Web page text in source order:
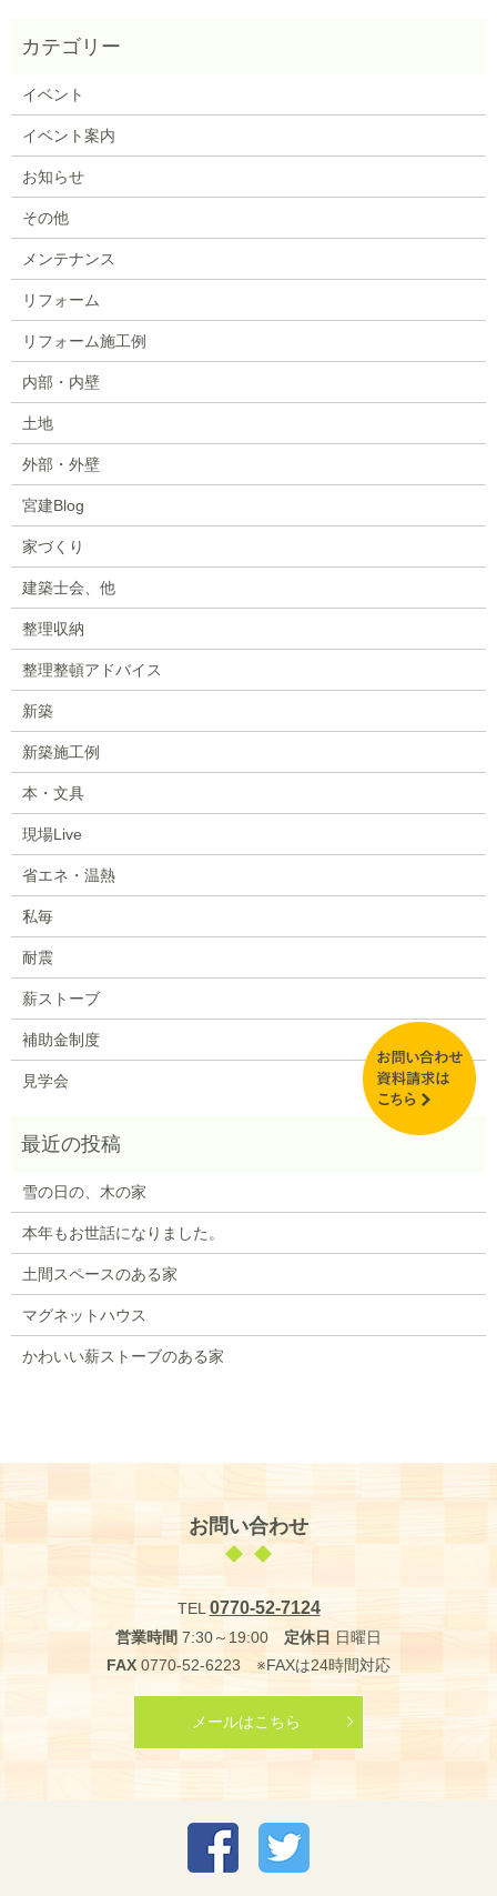
イベント
イベント案内
お知らせ
その他
メンテナンス
リフォーム
リフォーム施工例
内部・内壁
土地
外部・外壁
宮建Blog
家づくり
建築士会、他
整理収納
整理整頓アドバイス
新築
新築施工例
本・文具
現場Live
省エネ・温熱
私毎
耐震
薪ストーブ
補助金制度
見学会
雪の日の、木の家
本年もお世話になりました。
土間スペースのある家
マグネットハウス
かわいい薪ストーブのある家
お問い合わせ
TEL 0770-52-7124
営業時間 7:30～19:00 定休日 日曜日
FAX 0770-52-6223 ※FAXは24時間対応
メールはこちら